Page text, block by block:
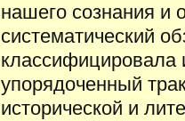
нашего сознания и
систематический
упорядоченный
исторической и